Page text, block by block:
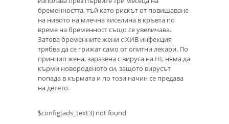
бременността, тъй като рискът от повишаване
на нивото на млечна киселина в кръвта по
време на бременност също се увеличава.
Затова бременните жени с ХИВ инфекция
трябва да се грижат само от опитни лекари. По
принцип жена, заразена с вируса на HI, няма да
кърми новороденото си, защото вирусът
попада в кърмата и по този начин се предава
на детето.
$config[ads_text3] not found